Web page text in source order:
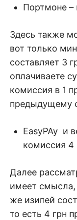
Портмоне –
Здесь также
вот только
составляет 3
оплачиваете
комиссия в 1
предыдущему
EasyPAy и
комиссия 4
Далее
имеет смысла,
же изипей
то есть 4 грн